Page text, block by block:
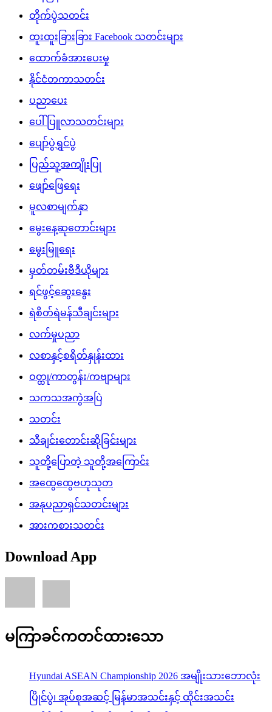
တိုက်ပွဲသတင်း
ထူးထူးခြားခြား Facebook သတင်းများ
ထောက်ခံအားပေးမှု
နိုင်ငံတကာသတင်း
ပညာပေး
ပေါ်ပြူလာသတင်းများ
ပျော်ပွဲရွှင်ပွဲ
ပြည်သူ့အကျိုးပြု
ဖျော်ဖြေရေး
မူလစာမျက်နှာ
မွေးနေ့ဆုတောင်းများ
မွေးမြူရေး
မှတ်တမ်းဗီဒီယိုများ
ရင်ဖွင့်ဆွေးနွေး
ရဲစိတ်ရဲမန်သီချင်းများ
လက်မှုပညာ
လစာနှင့်စရိတ်နှုန်းထား
ဝတ္ထု/ကာတွန်း/ကဗျာများ
သကသအကွဲအပြဲ
သတင်း
သီချင်းတောင်းဆိုခြင်းများ
သူတို့ပြောတဲ့ သူတို့အကြောင်း
အထွေထွေဗဟုသုတ
အနုပညာရှင်သတင်းများ
အားကစားသတင်း
Download App
မကြာခင်ကတင်ထားသော
Hyundai ASEAN Championship 2026 အမျိုးသားဘောလုံး
ပြိုင်ပွဲ၊ အုပ်စုအဆင့် မြန်မာအသင်းနှင့် ထိုင်းအသင်း